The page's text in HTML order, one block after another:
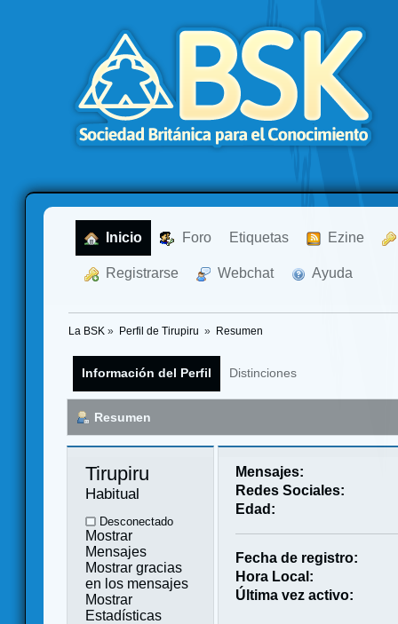
Inicio Foro Etiquetas Ezine
Registrarse Webchat Ayuda
La BSK » Perfil de Tirupiru » Resumen
Información del Perfil Distinciones
Resumen
Tirupiru
Habitual
Desconectado
Mostrar
Mensajes
Mostrar gracias
en los mensajes
Mostrar
Estadísticas
Mensajes:
Redes Sociales:
Edad:
Fecha de registro:
Hora Local:
Última vez activo: